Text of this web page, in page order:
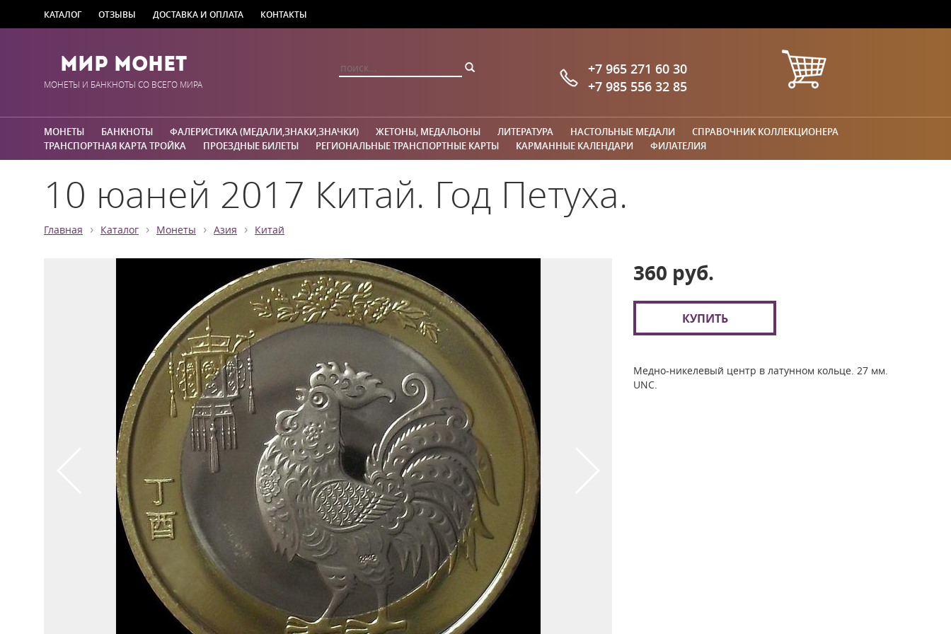
КАТАЛОГ ОТЗЫВЫ ДОСТАВКА И ОПЛАТА КОНТАКТЫ
Мир Монет
МОНЕТЫ И БАНКНОТЫ СО ВСЕГО МИРА
+7 965 271 60 30
+7 985 556 32 85
МОНЕТЫ БАНКНОТЫ ФАЛЕРИСТИКА (МЕДАЛИ,ЗНАКИ,ЗНАЧКИ) ЖЕТОНЫ, МЕДАЛЬОНЫ ЛИТЕРАТУРА НАСТОЛЬНЫЕ МЕДАЛИ
СПРАВОЧНИК КОЛЛЕКЦИОНЕРА
ТРАНСПОРТНАЯ КАРТА ТРОЙКА
ПРОЕЗДНЫЕ БИЛЕТЫ РЕГИОНАЛЬНЫЕ ТРАНСПОРТНЫЕ КАРТЫ КАРМАННЫЕ КАЛЕНДАРИ ФИЛАТЕЛИЯ
10 юаней 2017 Китай. Год Петуха.
Главная › Каталог › Монеты › Азия › Китай
360 руб.
КУПИТЬ
Медно-никелевый центр в латунном кольце. 27 мм.
UNC.